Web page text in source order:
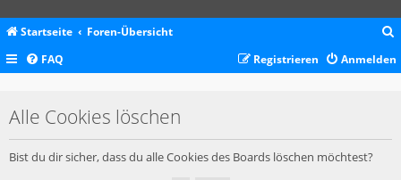
Startseite Foren-Übersicht
c
FAQ Anmelden
Registrieren
Alle Cookies löschen
Bist du dir sicher, dass du alle Cookies des Boards löschen möchtest?